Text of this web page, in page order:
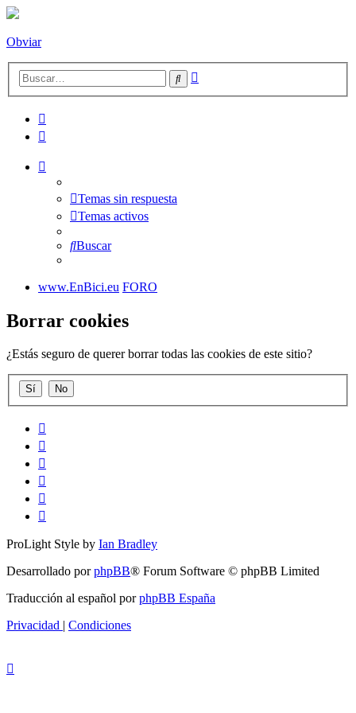
Obviar
Buscar
Temas sin respuesta
Temas activos
Buscar
www.EnBici.eu FORO
Borrar cookies
¿Estás seguro de querer borrar todas las cookies de este sitio?
ProLight Style by Ian Bradley
Desarrollado porphpBB® Forum Software © phpBB Limited
Traducción al español porphpBB España
Privacidad | Condiciones